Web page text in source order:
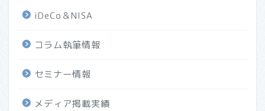
iDeCo＆NISA
コラム執筆情報
セミナー情報
メディア掲載実績